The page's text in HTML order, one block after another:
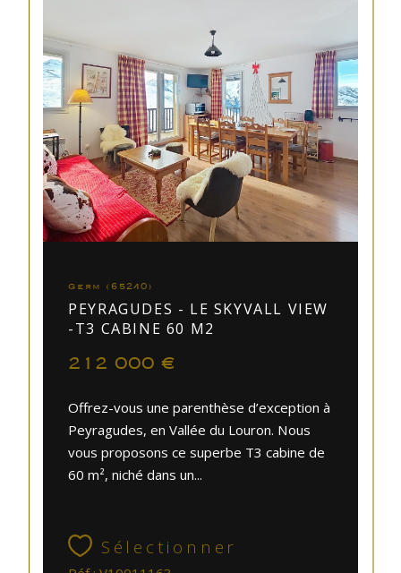
Germ (65240)
PEYRAGUDES - LE SKYVALL VIEW
-T3 CABINE 60 M2
212 000 €
Offrez-vous une parenthèse d’exception à
Peyragudes, en Vallée du Louron. Nous
vous proposons ce superbe T3 cabine de
60 m², niché dans un...
Sélectionner